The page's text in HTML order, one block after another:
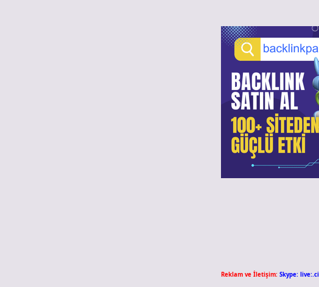
Reklam ve İletişim: Skype: